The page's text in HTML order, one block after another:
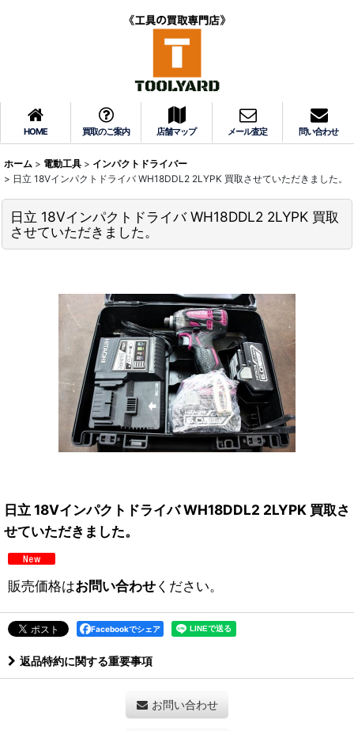
HOME 買取のご案内 店舗マップ メール査定 問い合わせ
ホーム > 電動工具 > インパクトドライバー
> 日立 18Vインパクトドライバ WH18DDL2 2LYPK 買取させていただきました。
日立 18Vインパクトドライバ WH18DDL2 2LYPK 買取
させていただきました。
日立 18Vインパクトドライバ WH18DDL2 2LYPK 買取さ
せていただきました。
販売価格はお問い合わせください。
Facebookでシェア
返品特約に関する重要事項
お問い合わせ